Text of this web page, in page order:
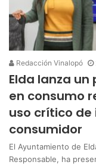
Redacción Vinalopó
Elda lanza
en consumo
uso crítico
consumidor
El Ayuntamiento de
Responsable, ha